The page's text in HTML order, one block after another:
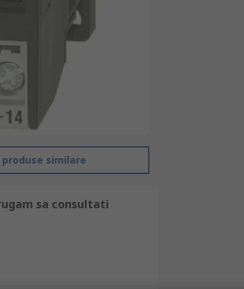
produse similare
sa consultati